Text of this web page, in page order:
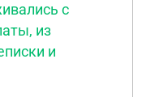
с
из
и